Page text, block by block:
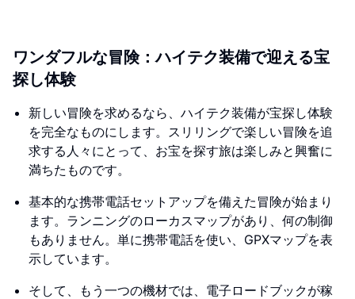
ワンダフルな冒険：ハイテク装備で迎える宝
探し体験
新しい冒険を求めるなら、ハイテク装備が宝探し体験
を完全なものにします。スリリングで楽しい冒険を追
求する人々にとって、お宝を探す旅は楽しみと興奮に
満ちたものです。
基本的な携帯電話セットアップを備えた冒険が始まり
ます。ランニングのローカスマップがあり、何の制御
もありません。単に携帯電話を使い、GPXマップを表
示しています。
そして、もう一つの機材では、電子ロードブックが稼